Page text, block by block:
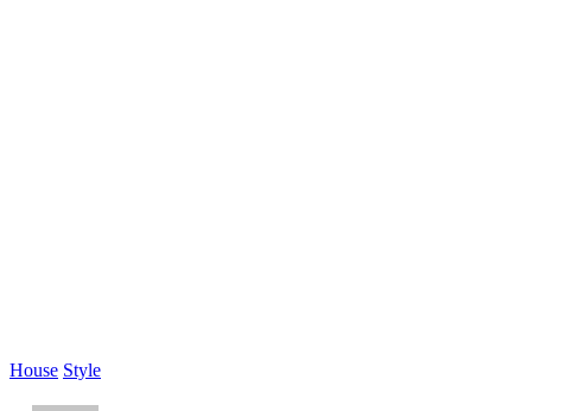
House Style